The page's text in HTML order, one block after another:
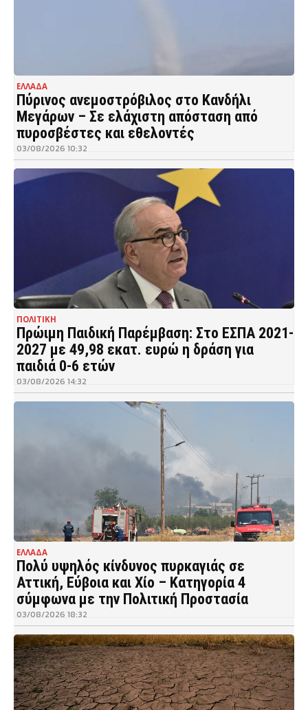
ΕΛΛΑΔΑ
Πύρινος ανεμοστρόβιλος στο Κανδήλι
Μεγάρων – Σε ελάχιστη απόσταση από
πυροσβέστες και εθελοντές
03/08/2026 10:32
ΠΟΛΙΤΙΚΗ
Πρώιμη Παιδική Παρέμβαση: Στο ΕΣΠΑ 2021-
2027 με 49,98 εκατ. ευρώ η δράση για
παιδιά 0-6 ετών
03/08/2026 14:32
ΕΛΛΑΔΑ
Πολύ υψηλός κίνδυνος πυρκαγιάς σε
Αττική, Εύβοια και Χίο – Κατηγορία 4
σύμφωνα με την Πολιτική Προστασία
03/08/2026 18:32